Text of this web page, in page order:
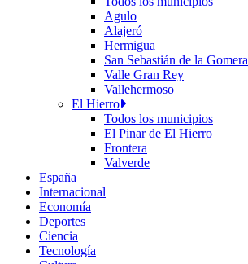
Agulo
Alajeró
Hermigua
San Sebastián de la Gomera
Valle Gran Rey
Vallehermoso
El Hierro
Todos los municipios
El Pinar de El Hierro
Frontera
Valverde
España
Internacional
Economía
Deportes
Ciencia
Tecnología